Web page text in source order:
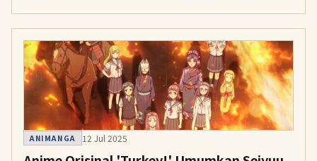
tema pembuka menjelang penayangan perdana pada 17
Juli mendatang.
ANIMANGA 12 Jul 2025